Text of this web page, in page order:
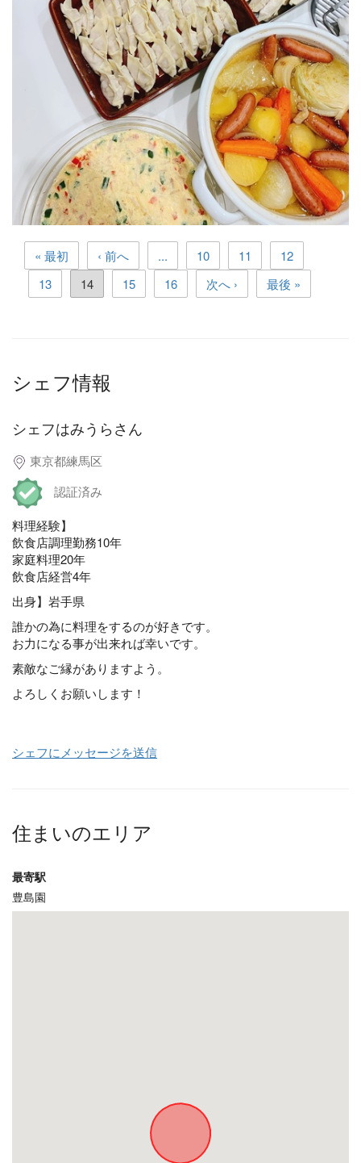
« 最初 ‹ 前へ ... 10 11
12
13
14 15 16 次へ › 最後 »
シェフ情報
シェフはみうらさん
東京都練馬区
認証済み
料理経験】
飲食店調理勤務10年
家庭料理20年
飲食店経営4年
出身】岩手県
誰かの為に料理をするのが好きです。
お力になる事が出来れば幸いです。
素敵なご縁がありますよう。
よろしくお願いします！
シェフにメッセージを送信
住まいのエリア
最寄駅
豊島園